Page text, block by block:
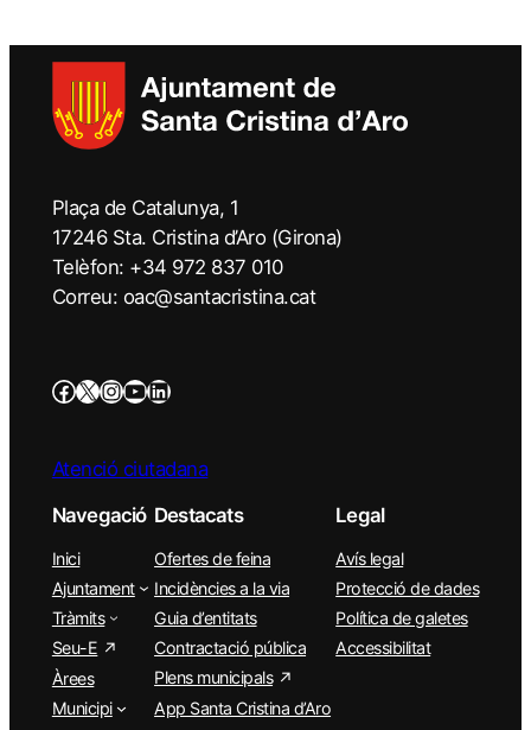
Plaça de Catalunya, 1
17246 Sta. Cristina d’Aro (Girona)
Telèfon: +34 972 837 010
Correu: oac@santacristina.cat
Atenció ciutadana
Navegació
Inici
Ajuntament
Tràmits
Seu-E
Àrees
Municipi
Destacats
Ofertes de feina
Incidències a la via
Guia d’entitats
Contractació pública
Plens municipals
App Santa Cristina d’Aro
Legal
Avís legal
Protecció de dades
Política de galetes
Accessibilitat